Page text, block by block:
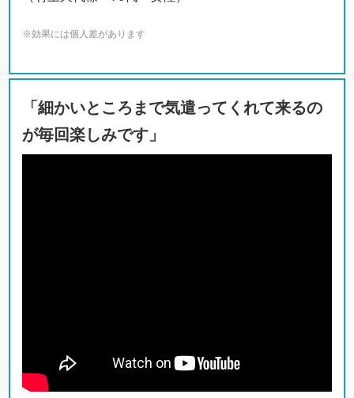
※効果には個人差があります
「細かいところまで気遣ってくれて来るの
が毎回楽しみです」